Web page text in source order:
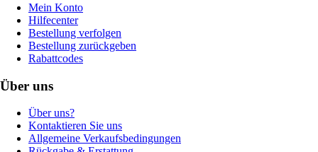
Mein Konto
Hilfecenter
Bestellung verfolgen
Bestellung zurückgeben
Rabattcodes
Über uns
Über uns?
Kontaktieren Sie uns
Allgemeine Verkaufsbedingungen